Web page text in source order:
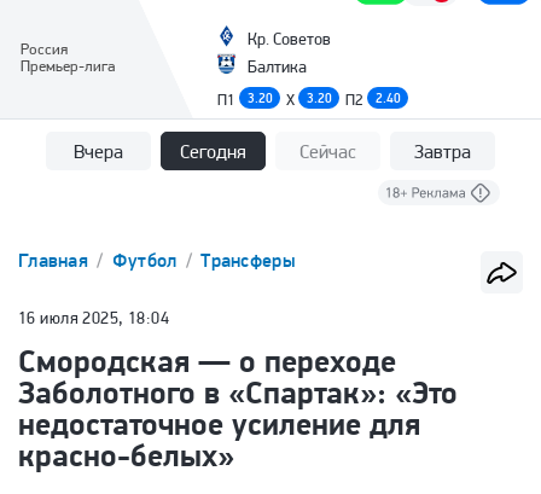
Россия
Премьер-лига
Кр. Советов
Балтика
П1 3.20 X 3.20 П2 2.40
Вчера Сегодня Сейчас Завтра
Главная Футбол Трансферы
16 июля 2025, 18:04
Смородская — о переходе
Заболотного в «Спартак»: «Это
недостаточное усиление для
красно-белых»